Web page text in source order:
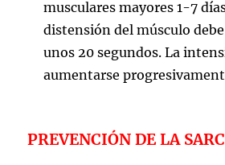
musculares mayores 1-7
distensión del músculo
unos 20 segundos. La
aumentarse
PREVENCIÓN DE LA